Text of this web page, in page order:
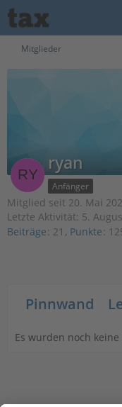
Mitglieder
ryan
Anfänger
Mitglied seit 20. Mai
Letzte Aktivität: 5.
Beiträge 21 Punkte
Pinnwand
Es wurden noch